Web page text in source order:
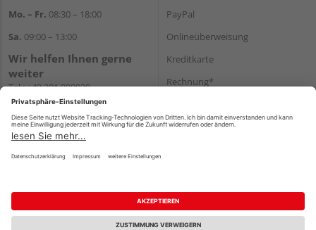
Mo. – Fr. 08:30 – 18:00
Sa. 09:00 – 13:00
Wir helfen Ihnen gerne
weiter
Tel.:+49 201 898020
E-Mail:shop@vonderstein.de
PayPal
Onlineüberweisung
Kreditkarte
Rechnung*
Versand
Impressum AGB Widerruf
Datenschutz
Reservierungsbedingungen
Vertrag widerrufen